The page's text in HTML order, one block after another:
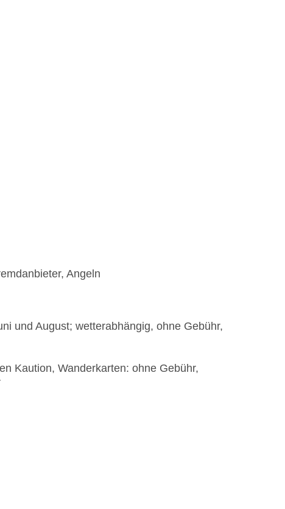
Angeln
und August; wetterabhängig, ohne Gebühr,
Kaution, Wanderkarten: ohne Gebühr,